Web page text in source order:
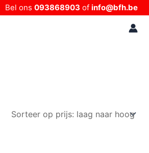
Bel ons 093868903 of info@bfh.be